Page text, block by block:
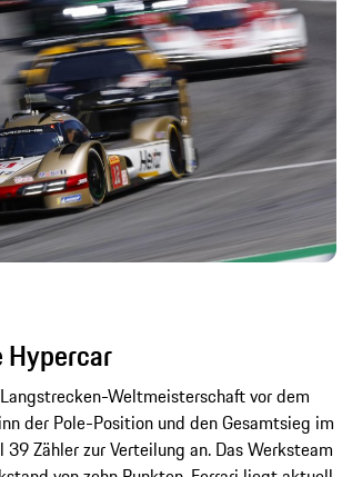
Hypercar
Weltmeisterschaft vor dem
der Pole-Position und den Gesamtsieg im
Zähler zur Verteilung an. Das Werksteam